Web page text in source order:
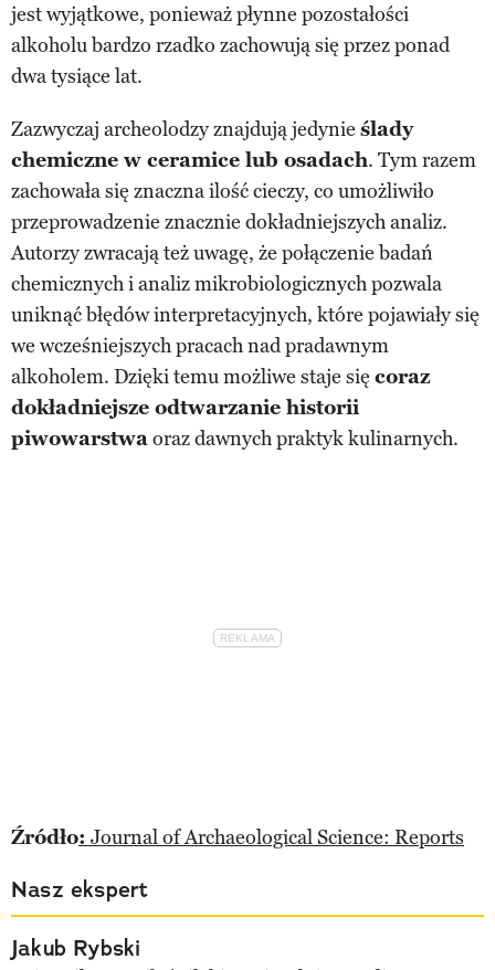
jest wyjątkowe, ponieważ płynne pozostałości
alkoholu bardzo rzadko zachowują się przez ponad
dwa tysiące lat.
Zazwyczaj archeolodzy znajdują jedynie ślady
chemiczne w ceramice lub osadach. Tym razem
zachowała się znaczna ilość cieczy, co umożliwiło
przeprowadzenie znacznie dokładniejszych analiz.
Autorzy zwracają też uwagę, że połączenie badań
chemicznych i analiz mikrobiologicznych pozwala
uniknąć błędów interpretacyjnych, które pojawiały się
we wcześniejszych pracach nad pradawnym
alkoholem. Dzięki temu możliwe staje się coraz
dokładniejsze odtwarzanie historii
piwowarstwaoraz dawnych praktyk kulinarnych.
Źródło: Journal of Archaeological Science: Reports
Nasz ekspert
Jakub Rybski